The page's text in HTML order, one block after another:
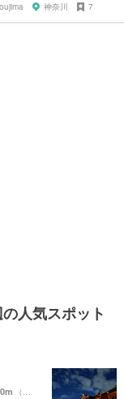
神奈川 7
人気スポット
（徒歩26分）